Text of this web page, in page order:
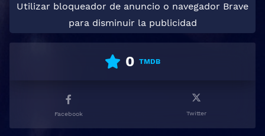
Utilizar bloqueador de anuncio o navegador Brave
para disminuir la publicidad
0 TMDB
Facebook Twitter